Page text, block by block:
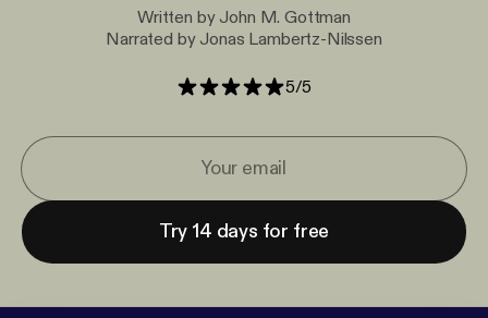
Written by John M. Gottman
Narrated by Jonas Lambertz-Nilssen
5/5
Try 14 days for free